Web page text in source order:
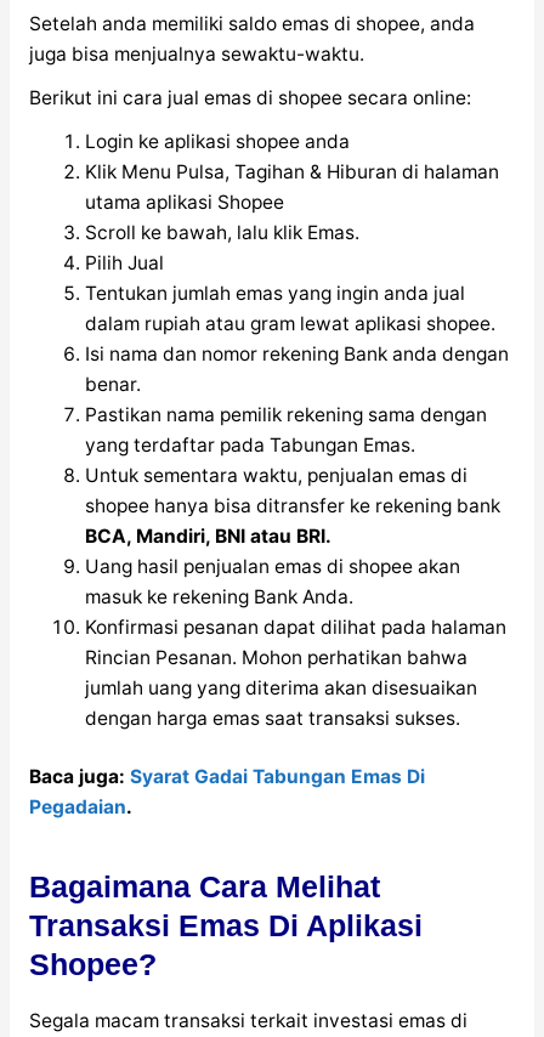
Setelah anda memiliki saldo emas di shopee, anda
juga bisa menjualnya sewaktu-waktu.
Berikut ini cara jual emas di shopee secara online:
Login ke aplikasi shopee anda
Klik Menu Pulsa, Tagihan & Hiburan di halaman
utama aplikasi Shopee
Scroll ke bawah, lalu klik Emas.
Pilih Jual
Tentukan jumlah emas yang ingin anda jual
dalam rupiah atau gram lewat aplikasi shopee.
Isi nama dan nomor rekening Bank anda dengan
benar.
Pastikan nama pemilik rekening sama dengan
yang terdaftar pada Tabungan Emas.
Untuk sementara waktu, penjualan emas di
shopee hanya bisa ditransfer ke rekening bank
BCA, Mandiri, BNI atau BRI.
Uang hasil penjualan emas di shopee akan
masuk ke rekening Bank Anda.
Konfirmasi pesanan dapat dilihat pada halaman
Rincian Pesanan. Mohon perhatikan bahwa
jumlah uang yang diterima akan disesuaikan
dengan harga emas saat transaksi sukses.
Baca juga: Syarat Gadai Tabungan Emas Di
Pegadaian.
Bagaimana Cara Melihat
Transaksi Emas Di Aplikasi
Shopee?
Segala macam transaksi terkait investasi emas di